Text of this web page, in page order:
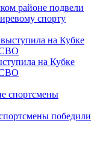
районе подвели
спорту
на Кубке
СВО
победили